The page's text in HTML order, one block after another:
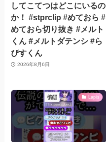
してこてつはどこにいるの
か！ #stprclip #めておら #
めておら切り抜き #メルト
くん #メルトダテンシ #ら
ぴすくん
2026年8月6日
Lapis